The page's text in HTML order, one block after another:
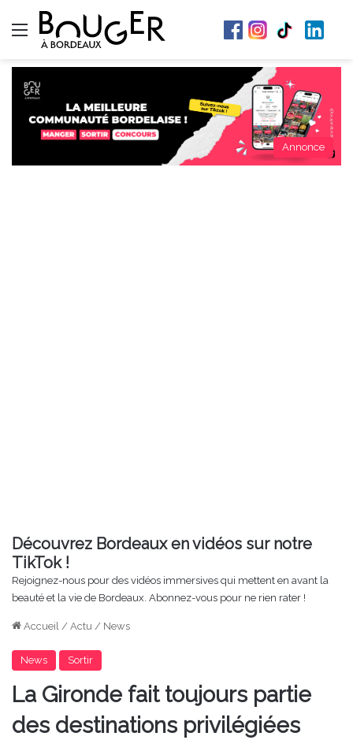
Menu
Annonce
Découvrez Bordeaux en vidéos sur notre
TikTok !
Rejoignez-nous pour des vidéos immersives qui mettent en avant la
beauté et la vie de Bordeaux. Abonnez-vous pour ne rien rater !
Accueil / Actu / News
News Sortir
La Gironde fait toujours partie
des destinations privilégiées